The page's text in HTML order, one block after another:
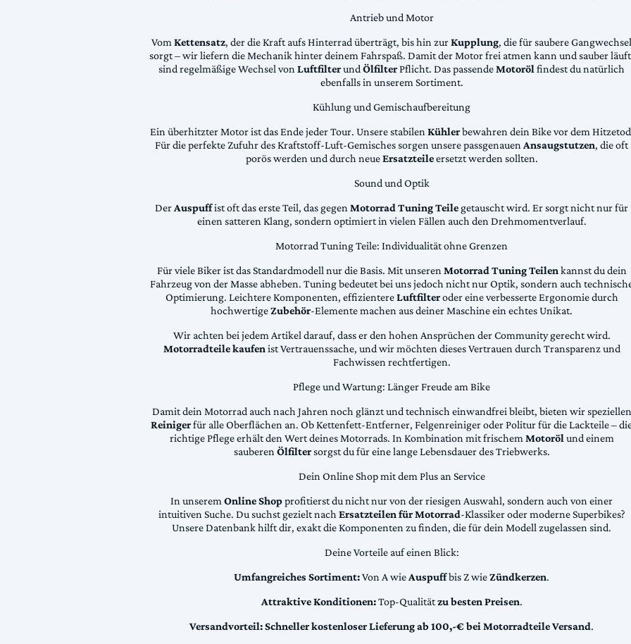
Antrieb und Motor
VomKettensatz, der die Kraft aufs Hinterrad überträgt, bis hin zurKupplung, die für saubere Gangwechsel
sorgt – wir liefern die Mechanik hinter deinem Fahrspaß. Damit der Motor frei atmen kann und sauber
sind regelmäßige Wechsel vonLuftfilterundÖlfilterPflicht. Das passendeMotorölfindest du natürlich
ebenfalls in unserem Sortiment.
Kühlung und Gemischaufbereitung
Ein überhitzter Motor ist das Ende jeder Tour. Unsere stabilenKühlerbewahren dein Bike vor dem
Für die perfekte Zufuhr des Kraftstoff-Luft-Gemisches sorgen unsere passgenauenAnsaugstutzen, die oft
porös werden und durch neueErsatzteileersetzt werden sollten.
Sound und Optik
DerAuspuffist oft das erste Teil, das gegenMotorrad Tuning Teile getauscht wird. Er sorgt nicht nur für
einen satteren Klang, sondern optimiert in vielen Fällen auch den Drehmomentverlauf.
Motorrad Tuning Teile: Individualität ohne Grenzen
Für viele Biker ist das Standardmodell nur die Basis. Mit unserenMotorrad Tuning Teilenkannst du dein
Fahrzeug von der Masse abheben. Tuning bedeutet bei uns jedoch nicht nur Optik, sondern auch
Optimierung. Leichtere Komponenten, effizientereLuftfilteroder eine verbesserte Ergonomie durch
hochwertigeZubehör-Elemente machen aus deiner Maschine ein echtes Unikat.
Wir achten bei jedem Artikel darauf, dass er den hohen Ansprüchen der Community gerecht wird.
Motorradteile kaufenist Vertrauenssache, und wir möchten dieses Vertrauen durch Transparenz und
Fachwissen rechtfertigen.
Pflege und Wartung: Länger Freude am Bike
Damit dein Motorrad auch nach Jahren noch glänzt und technisch einwandfrei bleibt, bieten wir speziellen
Reinigerfür alle Oberflächen an. Ob Kettenfett-Entferner, Felgenreiniger oder Politur für die Lackteile –
richtige Pflege erhält den Wert deines Motorrads. In Kombination mit frischemMotorölund einem
sauberenÖlfiltersorgst du für eine lange Lebensdauer des Triebwerks.
Dein Online Shop mit dem Plus an Service
In unseremOnline Shopprofitierst du nicht nur von der riesigen Auswahl, sondern auch von einer
intuitiven Suche. Du suchst gezielt nachErsatzteilen für Motorrad-Klassiker oder moderne Superbikes?
Unsere Datenbank hilft dir, exakt die Komponenten zu finden, die für dein Modell zugelassen sind.
Deine Vorteile auf einen Blick:
Umfangreiches Sortiment:Von A wieAuspuffbis Z wieZündkerzen.
Attraktive Konditionen:Top-Qualitätzu besten Preisen.
Versandvorteil:Schneller kostenloser Lieferung ab 100,-€ bei Motorradteile Versand.